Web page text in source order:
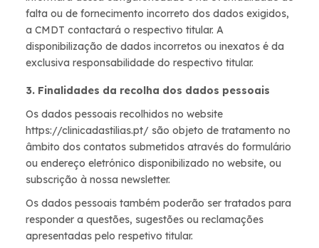
falta ou de fornecimento incorreto dos dados exigidos,
a CMDT contactará o respectivo titular. A
disponibilização de dados incorretos ou inexatos é da
exclusiva responsabilidade do respectivo titular.
3. Finalidades da recolha dos dados pessoais
Os dados pessoais recolhidos no website
https://clinicadastilias.pt/ são objeto de tratamento no
âmbito dos contatos submetidos através do formulário
ou endereço eletrónico disponibilizado no website, ou
subscrição à nossa newsletter.
Os dados pessoais também poderão ser tratados para
responder a questões, sugestões ou reclamações
apresentadas pelo respetivo titular.